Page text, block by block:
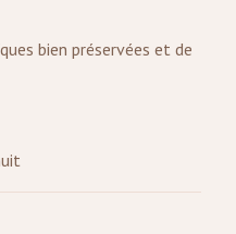
bien préservées et de